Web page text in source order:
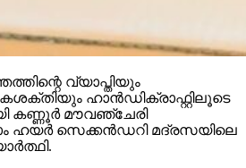
വ്യാപ്തിയും
ഹാൻഡിക്രാഫ്റ്റിലൂടെ
കണ്ണൂർ മൗവഞ്ചേരി
ഹയർ സെക്കൻഡറി മദ്രസയിലെ